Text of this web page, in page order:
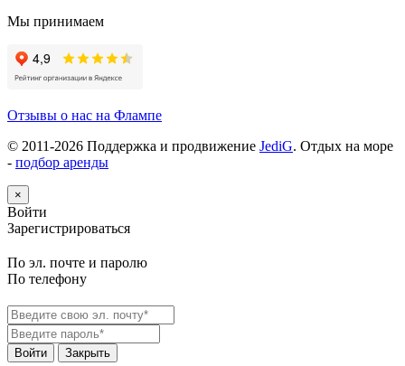
Мы принимаем
Отзывы о нас на Флампе
© 2011-2026 Поддержка и продвижение JediG. Отдых на море
- подбор аренды
×
Войти
Зарегистрироваться
По эл. почте и паролю
По телефону
Войти Закрыть